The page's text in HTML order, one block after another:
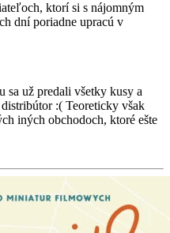
ktorí si s nájomným
dní poriadne upracú v
sa už predali všetky kusy a
:( Teoreticky však
iných obchodoch, ktoré ešte